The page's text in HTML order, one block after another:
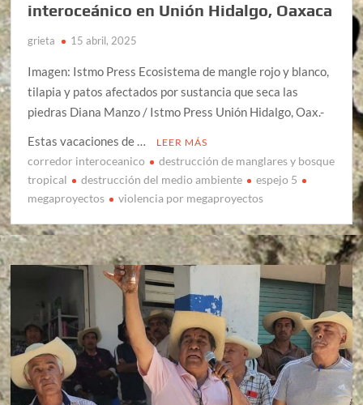
interoceánico en Unión Hidalgo, Oaxaca
grieta 15 abril, 2025
Imagen: Istmo Press Ecosistema de mangle rojo y blanco,
tilapia y patos afectados por sustancia que seca las
piedras Diana Manzo / Istmo Press Unión Hidalgo, Oax.-
Estas vacaciones de …
LEER MÁS
corredor interoceanico
destrucción de manglares y bosque
tropical
destrucción del medio ambiente
espejo 5
megaproyectos
violencia por megaproyectos